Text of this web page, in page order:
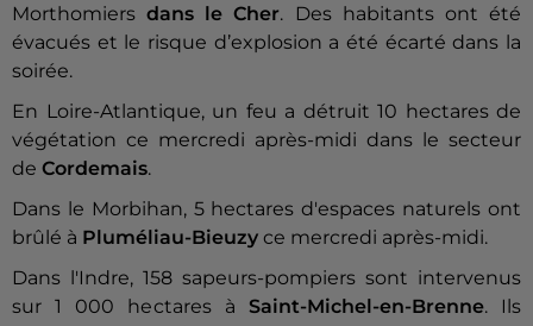
Morthomiersdans le Cher. Des habitants ont été
évacués et le risque d’explosion a été écarté dans la
soirée.
En Loire-Atlantique, un feu a détruit 10 hectares de
végétation ce mercredi après-midi dans le secteur
de Cordemais.
Dans le Morbihan, 5 hectares d'espaces naturels ont
brûlé à Pluméliau-Bieuzy ce mercredi après-midi.
Dans l'Indre, 158 sapeurs-pompiers sont intervenus
sur 1 000 hectares à Saint-Michel-en-Brenne. Ils